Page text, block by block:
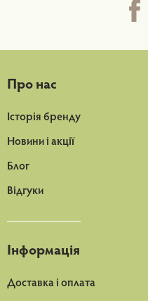
Про нас
Історія бренду
Новини і акції
Блог
Відгуки
Інформація
Доставка і оплата